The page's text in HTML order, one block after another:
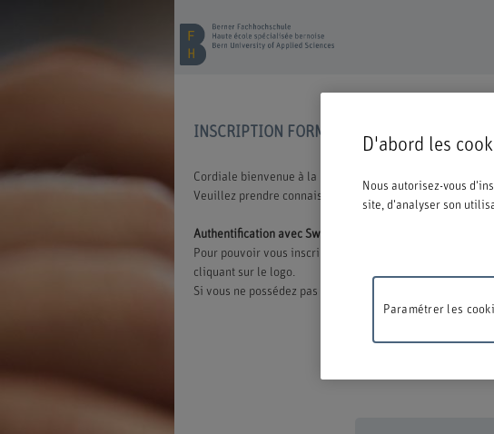
INSCRIPTION FORMATION CONTINUE
Cordiale bienvenue à la BFH. Vous avez opté pour une
Veuillez prendre connaissance des informations ci-
Authentification avec Switch edu-ID
Pour pouvoir vous inscrire à une offre de la BFH, vous
cliquant sur le logo.
Si vous ne possédez pas encore d'edu-ID, vous pouvez le
D'abord les
Nous autorisez-vous
site, d'analyser son
Paramétrer les